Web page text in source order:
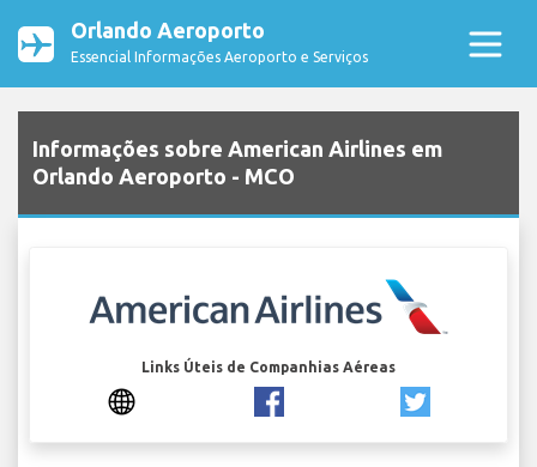
Orlando Aeroporto
Essencial Informações Aeroporto e Serviços
Informações sobre American Airlines em
Orlando Aeroporto - MCO
Links Úteis de Companhias Aéreas